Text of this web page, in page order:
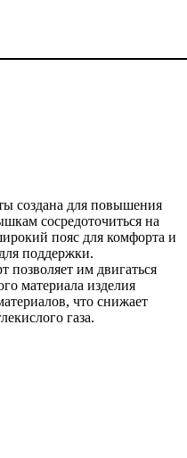
создана для повышения
сосредоточиться на
пояс для комфорта и
поддержки.
им двигаться
материала изделия
что снижает
газа.